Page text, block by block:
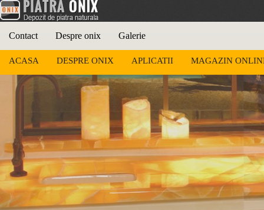
Contact Despre onix Galerie
ACASA DESPRE ONIX APLICATII MAGAZIN